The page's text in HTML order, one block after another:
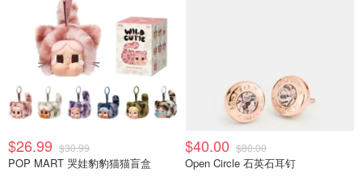
$26.99 $30.99
POP MART 哭娃豹豹猫猫盲盒
$40.00 $80.00
Open Circle 石英石耳钉